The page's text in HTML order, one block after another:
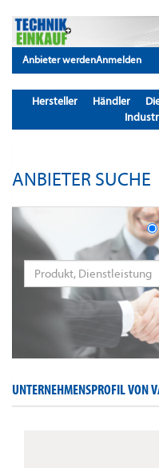
Anbieter werdenAnmelden
Hersteller Händler
ANBIETER SUCHE
UNTERNEHMENSPROFIL VON